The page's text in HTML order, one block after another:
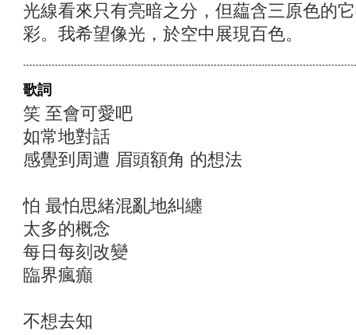
光線看來只有亮暗之分，但藴含三原色的
彩。我希望像光，於空中展現百色。
歌詞
笑 至會可愛吧
如常地對話
感覺到周遭 眉頭額角 的想法
怕 最怕思緒混亂地糾纏
太多的概念
每日每刻改變
臨界瘋癲
不想去知